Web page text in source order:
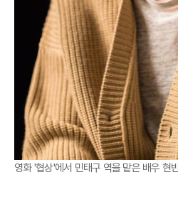
영화 '협상'에서 민태구 역을 맡은 배우 현